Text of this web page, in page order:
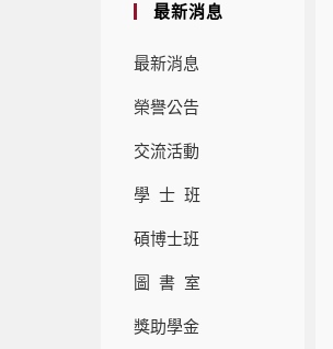
最新消息
最新消息
榮譽公告
交流活動
學 士 班
碩博士班
圖 書 室
獎助學金